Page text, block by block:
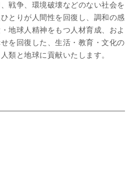
戦争、環境破壊などのない社会を
とりが人間性を回復し、調和の感
地球人精神をもつ人材育成、およ
を回復した、生活・教育・文化の
類と地球に貢献いたします。